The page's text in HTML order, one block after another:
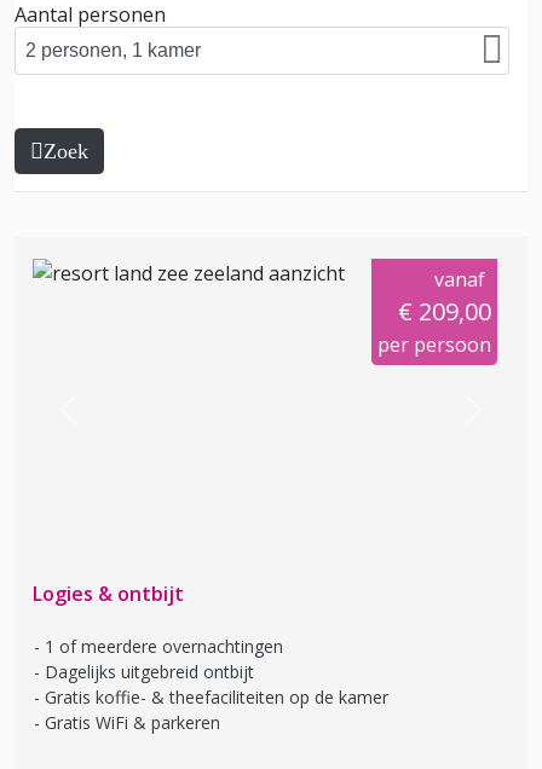
Aantal personen
Zoek
vanaf
€ 209,00
per persoon
Logies & ontbijt
1 of meerdere overnachtingen
Dagelijks uitgebreid ontbijt
Gratis koffie- & theefaciliteiten op de kamer
Gratis WiFi & parkeren